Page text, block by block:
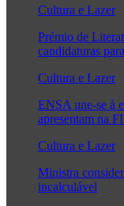
Cultura e Lazer
Prémio de
candidaturas
Cultura e Lazer
ENSA une-se à
apresentam na
Cultura e Lazer
Ministra
incalculável